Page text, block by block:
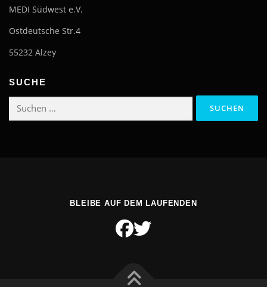
MEDI Südwest e.V.
Ostdeutsche Str.4
55232 Alzey
SUCHE
Suchen
BLEIBE AUF DEM LAUFENDEN